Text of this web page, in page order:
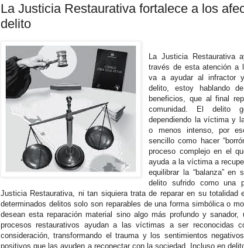
La Justicia Restaurativa fortalece a los
delito
La Justicia
través de esta atención a
va a ayudar al infractor
delito, estoy hablando
beneficios, que al final
comunidad. El delito
dependiendo la víctima y
o menos intenso, por
sencillo como hacer
proceso complejo en el
ayuda a la víctima a
equilibrar la “balanza” en
delito sufrido como una
Justicia Restaurativa, ni tan siquiera trata de reparar en su totalidad
determinados delitos solo son reparables de una forma simbólica o
desean esta reparación material sino algo más profundo y sanador,
procesos restaurativos ayudan a las víctimas a ser reconocidas
consideración, transformando el trauma y los sentimientos
positivos que las ayuden a reconectar con la sociedad. Incluso en